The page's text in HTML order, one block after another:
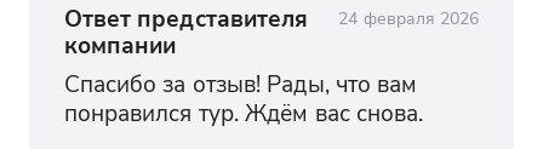
Ответ представителя
компании
24 февраля 2026
Спасибо за отзыв! Рады, что вам
понравился тур. Ждём вас снова.